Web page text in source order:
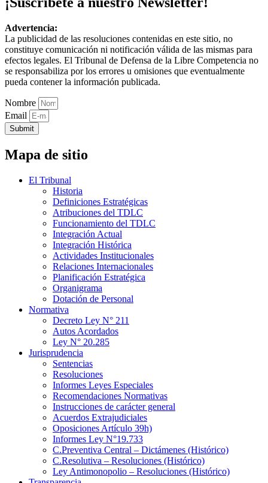
Advertencia:
La publicidad de las resoluciones contenidas en este sitio, no
constituye comunicación ni notificación válida de las mismas para
efectos legales. El Tribunal de Defensa de la Libre Competencia no
se responsabiliza por los errores u omisiones que eventualmente
pueda contener la información publicada.
Nombre
Email
Submit
Mapa de sitio
El Tribunal
Historia
Definiciones Estratégicas
Atribuciones del TDLC
Funcionamiento del TDLC
Integración Actual
Integración Histórica
Actividades Institucionales
Relaciones Internacionales
Planificación Estratégica
Organigrama
Dotación de Personal
Normativa
Decreto Ley N° 211
Autos Acordados
Ley N° 20.285
Jurisprudencia
Sentencias
Resoluciones
Informes Leyes Especiales
Recomendaciones Normativas
Instrucciones de carácter general
Acuerdos Extrajudiciales
Oposiciones Artículo 39h)
Informes Ley N°19.733
C.Preventiva Central – Dictámenes (Histórico)
C.Resolutiva – Resoluciones (Histórico)
Ley Antimonopolio – Resoluciones (Histórico)